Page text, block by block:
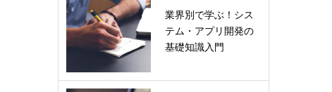
業界別で学ぶ！シス
テム・アプリ開発の
基礎知識入門